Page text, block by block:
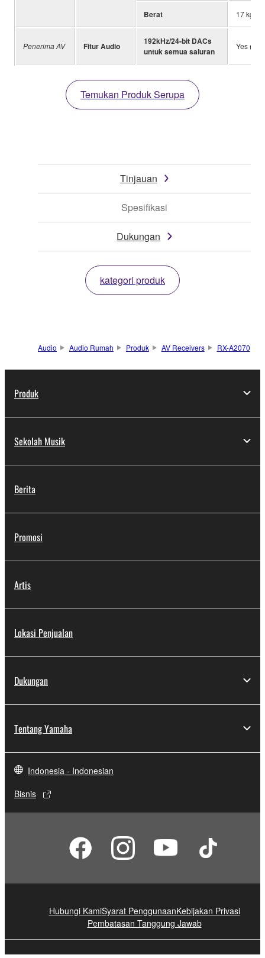
Berat 17 kg;
Penerima AV Fitur Audio
192kHz/24-bit DACs
untuk semua saluran
Yes
Temukan Produk Serupa
Tinjauan
Spesifikasi
Dukungan
kategori produk
Audio Audio Rumah Produk AV Receivers RX-A2070
Produk
Sekolah Musik
Berita
Promosi
Artis
Lokasi Penjualan
Dukungan
Tentang Yamaha
Indonesia - Indonesian
Bisnis
Hubungi KamiSyarat PenggunaanKebijakan Privasi
Pembatasan Tanggung Jawab